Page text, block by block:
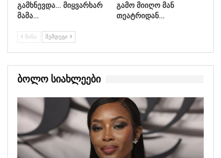
გამხნევდა… მიყვარხარ
მამა…
გამო მიიღო მან
თეატრიდან…
ᲬᲘᲜᲐ ᲨᲔᲛᲓᲔᲒᲘ
Ბოლო Სიახლეები